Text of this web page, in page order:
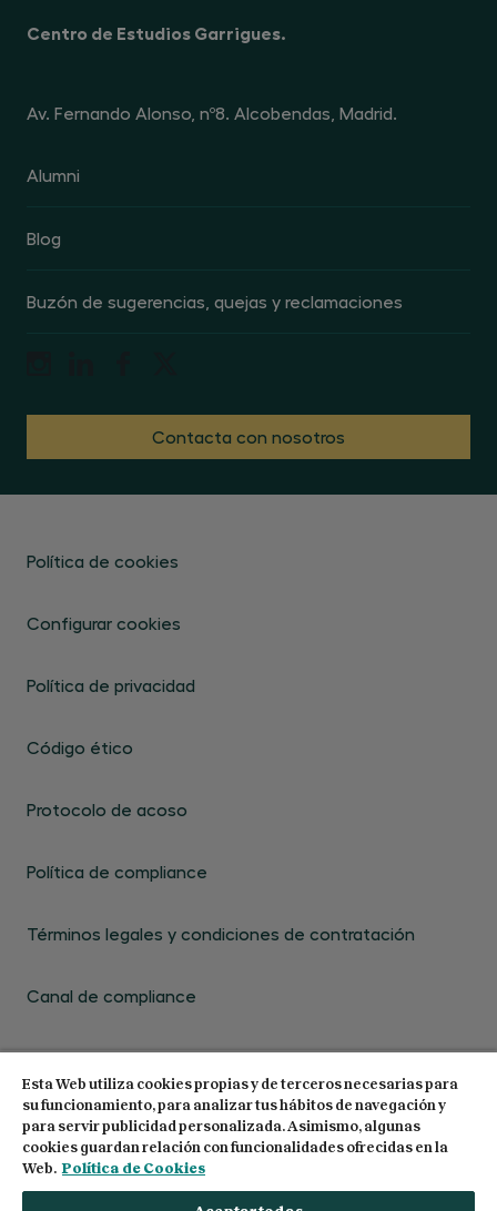
Centro de Estudios Garrigues.
Av. Fernando Alonso, nº8. Alcobendas, Madrid.
Alumni
Blog
Buzón de sugerencias, quejas y reclamaciones
Contacta con nosotros
Política de cookies
Configurar cookies
Política de privacidad
Código ético
Protocolo de acoso
Política de compliance
Términos legales y condiciones de contratación
Canal de compliance
© 2026 Centro de Estudios Garrigues. Todos los
derechos reservados
Esta Web utiliza cookies propias y de terceros necesarias para
su funcionamiento, para analizar tus hábitos de navegación y
para servir publicidad personalizada. Asimismo, algunas
cookies guardan relación con funcionalidades ofrecidas en la
Web. Política de Cookies